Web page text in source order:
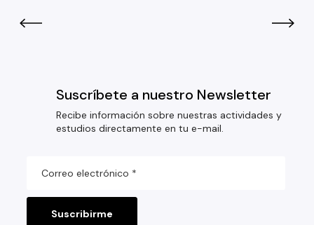
Suscríbete a nuestro Newsletter
Recibe información sobre nuestras actividades y
estudios directamente en tu e-mail.